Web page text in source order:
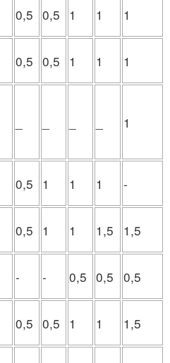
0,5 0,5 1 1 1
0,5 0,5 1 1 1
1
0,5 1 1 1 -
0,5 1 1 1,5 1,5
- - 0,5 0,5 0,5
0,5 0,5 1 1 1,5